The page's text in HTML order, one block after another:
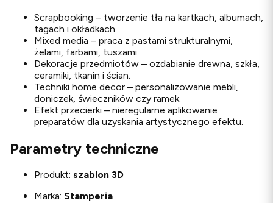
Scrapbooking – tworzenie tła na kartkach, albumach,
tagach i okładkach.
Mixed media – praca z pastami strukturalnymi,
żelami, farbami, tuszami.
Dekoracje przedmiotów – ozdabianie drewna, szkła,
ceramiki, tkanin i ścian.
Techniki home decor – personalizowanie mebli,
doniczek, świeczników czy ramek.
Efekt przecierki – nieregularne aplikowanie
preparatów dla uzyskania artystycznego efektu.
Parametry techniczne
Produkt: szablon 3D
Marka: Stamperia